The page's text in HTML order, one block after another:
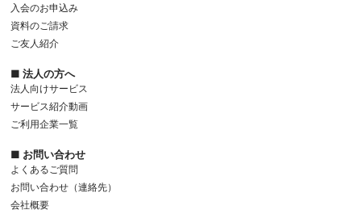
入会のお申込み
資料のご請求
ご友人紹介
■ 法人の方へ
法人向けサービス
サービス紹介動画
ご利用企業一覧
■ お問い合わせ
よくあるご質問
お問い合わせ（連絡先）
会社概要